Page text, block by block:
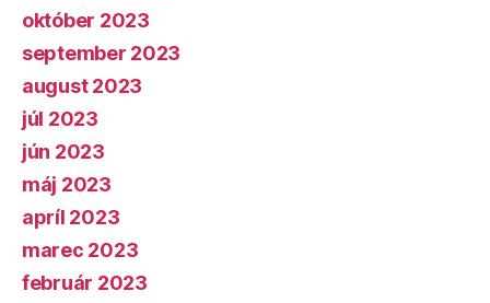
október 2023
september 2023
august 2023
júl 2023
jún 2023
máj 2023
apríl 2023
marec 2023
február 2023